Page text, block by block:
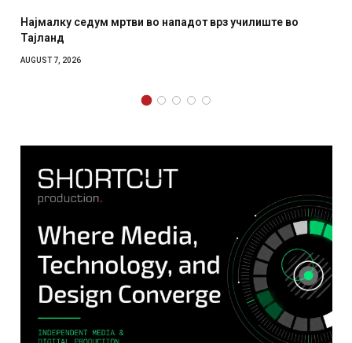
седум мртви во нападот врз училиште во
СОЗИС: